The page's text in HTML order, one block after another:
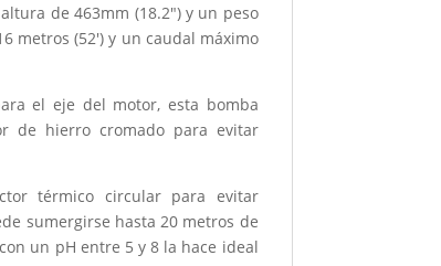
de 463mm (18.2") y un peso
metros (52') y un caudal máximo
el eje del motor, esta bomba
de hierro cromado para evitar
térmico circular para evitar
sumergirse hasta 20 metros de
un pH entre 5 y 8 la hace ideal